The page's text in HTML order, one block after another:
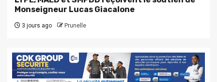
Monseigneur Lucas Giacalone
3 jours ago Prunelle